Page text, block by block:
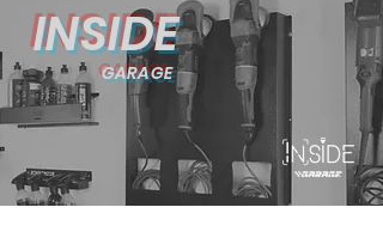
INSIDE
GARAGE